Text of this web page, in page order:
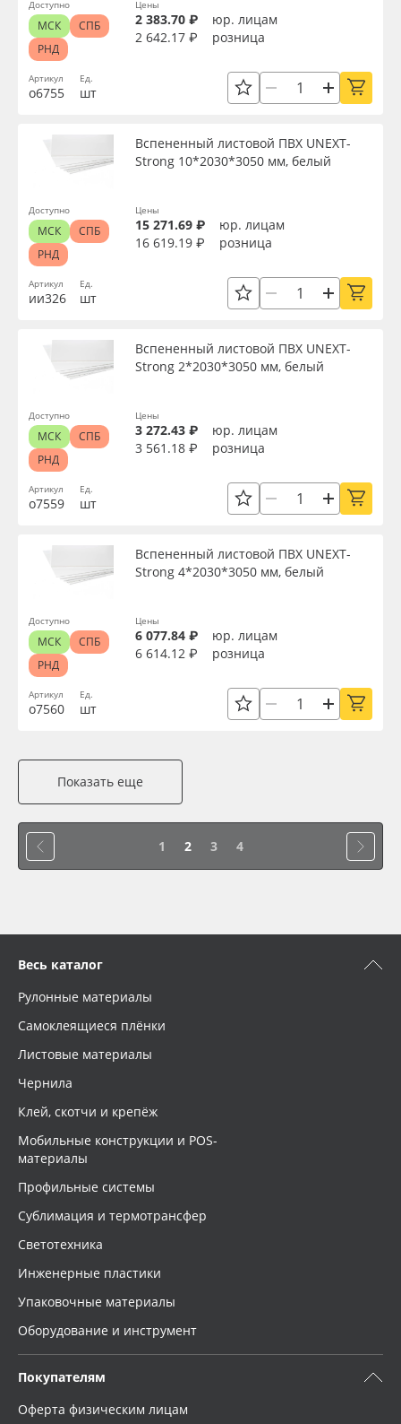
Артикул
о6755
Ед.
шт
Цены
2 383.70 ₽
юр. лицам
2 642.17 ₽
розница
Доступно
МСК
СПБ
РНД
Артикул
ии326
Вспененный листовой ПВХ UNEXT-
Strong 10*2030*3050 мм, белый
Ед.
шт
Цены
15 271.69 ₽
юр. лицам
16 619.19 ₽
розница
Доступно
МСК
СПБ
РНД
Артикул
о7559
Вспененный листовой ПВХ UNEXT-
Strong 2*2030*3050 мм, белый
Ед.
шт
Цены
3 272.43 ₽
юр. лицам
3 561.18 ₽
розница
Доступно
МСК
СПБ
РНД
Артикул
о7560
Вспененный листовой ПВХ UNEXT-
Strong 4*2030*3050 мм, белый
Ед.
шт
Цены
6 077.84 ₽
юр. лицам
6 614.12 ₽
розница
Доступно
МСК
СПБ
РНД
Показать еще
1 2 3 4
Весь каталог
Рулонные материалы
Самоклеящиеся плёнки
Листовые материалы
Чернила
Клей, скотчи и крепёж
Мобильные конструкции и POS-
материалы
Профильные системы
Сублимация и термотрансфер
Светотехника
Инженерные пластики
Упаковочные материалы
Оборудование и инструмент
Покупателям
Оферта физическим лицам